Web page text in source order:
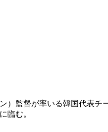
）監督が率いる韓国代表
臨む。